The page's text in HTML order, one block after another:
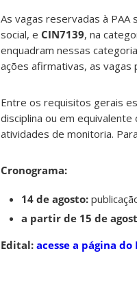
As vagas reservadas à PAA
social, e CIN7139, na
enquadram nessas
ações afirmativas, as vagas
Entre os requisitos gerais
disciplina ou em
atividades de monitoria.
Cronograma:
14 de agosto:
a partir de 15 de
Edital: acesse a página